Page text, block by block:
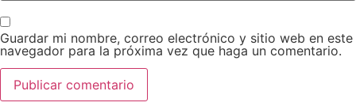
Guardar mi nombre, correo electrónico y sitio web en este
navegador para la próxima vez que haga un comentario.